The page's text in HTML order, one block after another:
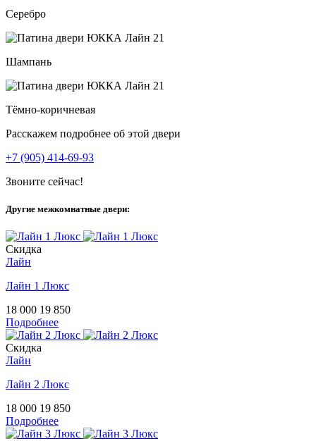
Серебро
Шампань
Тёмно-коричневая
Расскажем подробнее об этой двери
+7 (905) 414-69-93
Звоните сейчас!
Другие межкомнатные двери:
Скидка
Лайн
Лайн 1 Люкс
18 000 19 850
Подробнее
Скидка
Лайн
Лайн 2 Люкс
18 000 19 850
Подробнее